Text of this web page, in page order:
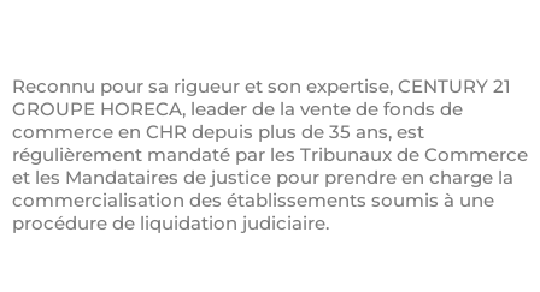
Reconnu pour sa rigueur et son expertise, CENTURY 21
GROUPE HORECA, leader de la vente de fonds de
commerce en CHR depuis plus de 35 ans, est
régulièrement mandaté par les Tribunaux de Commerce
et les Mandataires de justice pour prendre en charge la
commercialisation des établissements soumis à une
procédure de liquidation judiciaire.